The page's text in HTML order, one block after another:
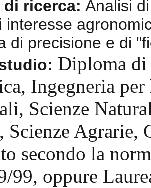
di ricerca: Analisi
interesse
di precisione e di
Diploma di
Ingegneria
Scienze
Scienze Agrarie,
secondo la
99, oppure